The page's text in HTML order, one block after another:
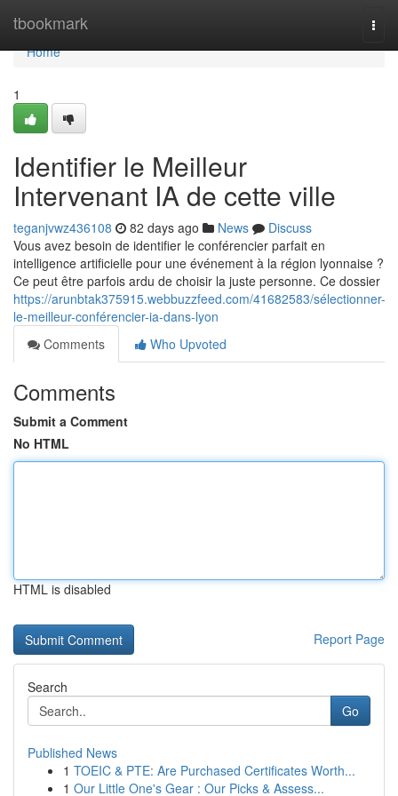
tbookmark
Home
Home
1
Identifier le Meilleur
Intervenant IA de cette ville
teganjvwz436108 82 days ago News
Discuss
Vous avez besoin de identifier le conférencier parfait en
intelligence artificielle pour une événement à la région lyonnaise ?
Ce peut être parfois ardu de choisir la juste personne. Ce dossier
https://arunbtak375915.webbuzzfeed.com/41682583/sélectionner-
le-meilleur-conférencier-ia-dans-lyon
Comments
Who Upvoted
Comments
Submit a Comment
No HTML
HTML is disabled
Report Page
Search
Go
Published News
1 TOEIC & PTE: Are Purchased Certificates Worth...
1 Our Little One's Gear : Our Picks & Assess...